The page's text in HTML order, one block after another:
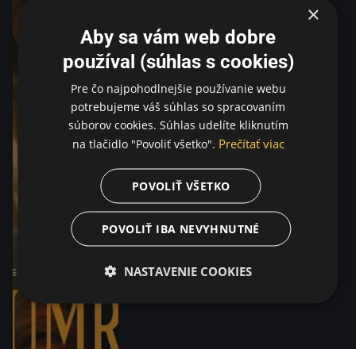
×
Aby sa vám web dobre
používal (súhlas s cookies)
Pre čo najpohodlnejšie používanie webu
potrebujeme váš súhlas so spracovaním
súborov cookies. Súhlas udelíte kliknutím
na tlačidlo "Povoliť všetko". Prečítať viac
POVOLIŤ VŠETKO
POVOLIŤ IBA NEVYHNUTNÉ
NASTAVENIE COOKIES